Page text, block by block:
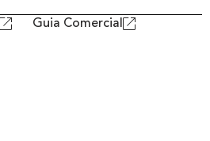
Guia Comercial